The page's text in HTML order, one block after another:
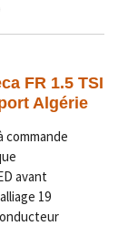
FR 1.5 TSI
Algérie
commande
avant
19